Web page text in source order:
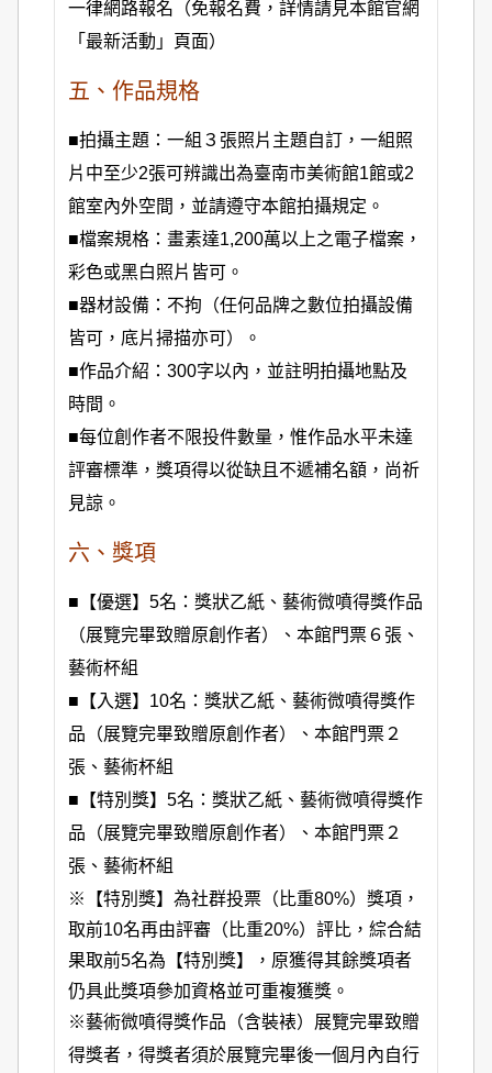
一律網路報名（免報名費，詳情請見本館官網
「最新活動」頁面）
五、作品規格
■拍攝主題：一組３張照片主題自訂，一組照
片中至少2張可辨識出為臺南市美術館1館或2
館室內外空間，並請遵守本館拍攝規定。
■檔案規格：畫素達1,200萬以上之電子檔案，
彩色或黑白照片皆可。
■器材設備：不拘（任何品牌之數位拍攝設備
皆可，底片掃描亦可）。
■作品介紹：300字以內，並註明拍攝地點及
時間。
■每位創作者不限投件數量，惟作品水平未達
評審標準，獎項得以從缺且不遞補名額，尚祈
見諒。
六、獎項
■ 【優選】5名：獎狀乙紙、藝術微噴得獎作品
（展覽完畢致贈原創作者）、本館門票６張、
藝術杯組
■ 【入選】10名：獎狀乙紙、藝術微噴得獎作
品（展覽完畢致贈原創作者）、本館門票２
張、藝術杯組
■ 【特別獎】5名：獎狀乙紙、藝術微噴得獎作
品（展覽完畢致贈原創作者）、本館門票２
張、藝術杯組
※【特別獎】為社群投票（比重80%）獎項，
取前10名再由評審（比重20%）評比，綜合結
果取前5名為【特別獎】，原獲得其餘獎項者
仍具此獎項參加資格並可重複獲獎。
※藝術微噴得獎作品（含裝裱）展覽完畢致贈
得獎者，得獎者須於展覽完畢後一個月內自行